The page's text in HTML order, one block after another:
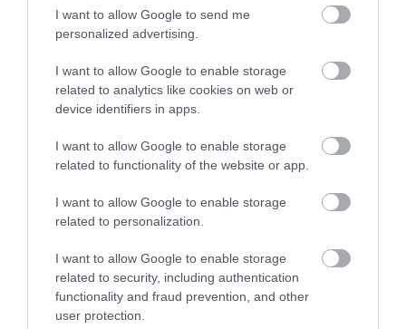
I want to allow Google to send me
personalized advertising.
I want to allow Google to enable storage
related to analytics like cookies on web or
device identifiers in apps.
I want to allow Google to enable storage
related to functionality of the website or app.
I want to allow Google to enable storage
related to personalization.
I want to allow Google to enable storage
related to security, including authentication
functionality and fraud prevention, and other
user protection.
KIRÁNDULÁS A
GYÓGYNÖVÉNYKERTBE ÉS
ILLATMÚZEUMBA
KIRÁNDULÁS A
PINCÉSZETÉBE